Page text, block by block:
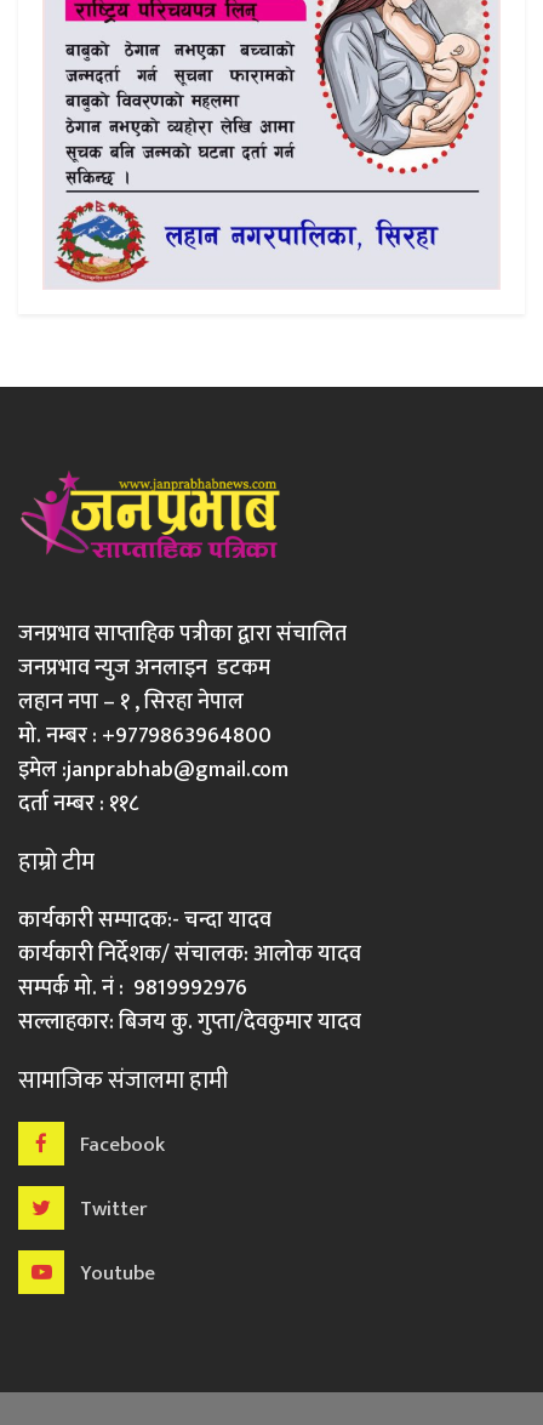
जनप्रभाव साप्ताहिक पत्रीका द्वारा संचालित
जनप्रभाव न्युज अनलाइन डटकम
लहान नपा – १ , सिरहा नेपाल
मो. नम्बर : +9779863964800
इमेल :janprabhab@gmail.com
दर्ता नम्बर : ११८
हाम्रो टीम
कार्यकारी सम्पादक:- चन्दा यादव
कार्यकारी निर्देशक/ संचालक: आलोक यादव
सम्पर्क मो. नं : 9819992976
सल्लाहकार: बिजय कु. गुप्ता/देवकुमार यादव
सामाजिक संजालमा हामी
Facebook
Twitter
Youtube